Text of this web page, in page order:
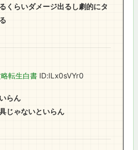
くらいダメージ出るし劇的にタ
転生白書 ID:lLx0sVYr0
らん
じゃないといらん